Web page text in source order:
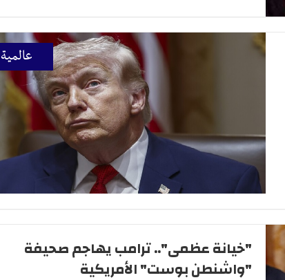
عالمية
"خيانة عظمى".. ترامب يهاجم صحيفة
"واشنطن بوست" الأمريكية